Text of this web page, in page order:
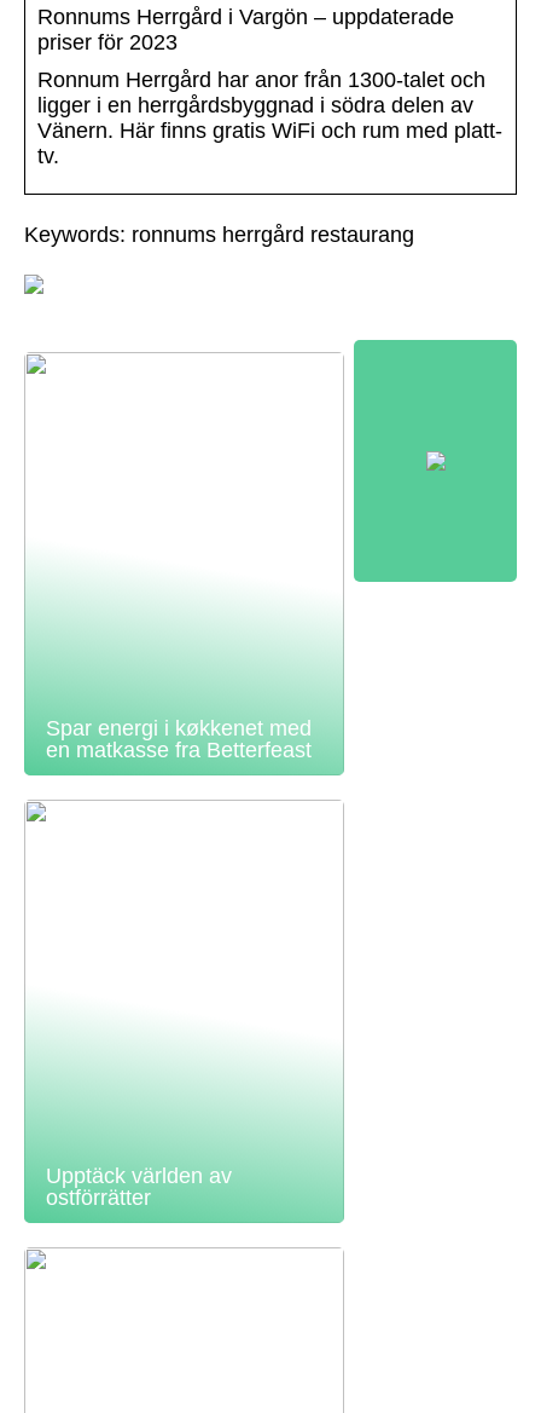
Ronnums Herrgård i Vargön – uppdaterade
priser för 2023
Ronnum Herrgård har anor från 1300-talet och
ligger i en herrgårdsbyggnad i södra delen av
Vänern. Här finns gratis WiFi och rum med platt-
tv.
Keywords: ronnums herrgård restaurang
Spar energi i køkkenet med
en matkasse fra Betterfeast
Upptäck världen av
ostförrätter